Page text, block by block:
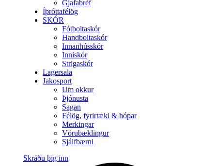
Gjafabréf
Íþróttafélög
SKÓR
Fótboltaskór
Handboltaskór
Innanhússkór
Inniskór
Strigaskór
Lagersala
Jakosport
Um okkur
Þjónusta
Sagan
Félög, fyrirtæki & hópar
Merkingar
Vörubæklingur
Sjálfbærni
Skráðu þig inn